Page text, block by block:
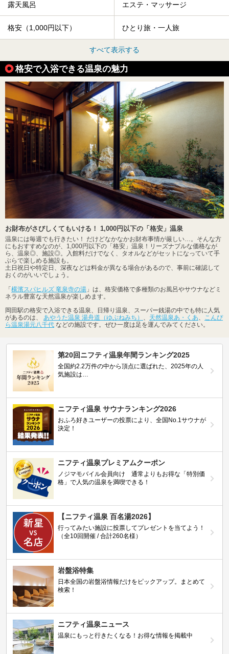
露天風呂 エステ・マッサージ
格安（1,000円以下） ひとり旅・一人旅
すべて表示する
格安で入浴できる温泉の魅力
お財布がさびしくてもいける！ 1,000円以下の「格安」温泉
温泉には毎週でも行きたい！ だけどなかなかお財布事情が厳しい…。そんな方
にもおすすめなのが、1,000円以下の「格安」温泉！リーズナブルな価格なが
ら、温泉◎、施設◎。入館料だけでなく、タオルなどがセットになっていて手
ぶらで楽しめる施設も。
土日祝日や特定日、深夜などは料金が異なる場合があるので、事前に確認して
おくのがいいでしょう。
「 横濱スパヒルズ 竜泉寺の湯 」は、格安価格で多種類のお風呂やサウナなどミ
ネラル豊富な天然温泉が楽しめます。
岡田駅の格安で入浴できる温泉、日帰り温泉、スーパー銭湯の中でも特に人気
があるのは、 あやうた温泉 湯舟道（ゆぶねみち） 、 天然温泉あ・くあ、 こんぴ
ら温泉湯元八千代 などの施設です。ぜひ一度は足を運んでみてください。
第20回ニフティ温泉年間ランキング2025
全国約2.2万件の中から頂点に選ばれた、2025年の人
気施設は…
ニフティ温泉 サウナランキング2026
おふろ好きユーザーの投票により、全国No.1サウナが
決定！
ニフティ温泉プレミアムクーポン
ノジマモバイル会員向け 通常よりもお得な「特別価
格」で人気の温泉を満喫できる！
【ニフティ温泉 百名湯2026】
行ってみたい施設に投票してプレゼントを当てよう！
（全10回開催 / 合計260名様）
岩盤浴特集
日本全国の岩盤浴情報だけをピックアップ。まとめて
検索！
ニフティ温泉ニュース
温泉にもっと行きたくなる！お得な情報を掲載中